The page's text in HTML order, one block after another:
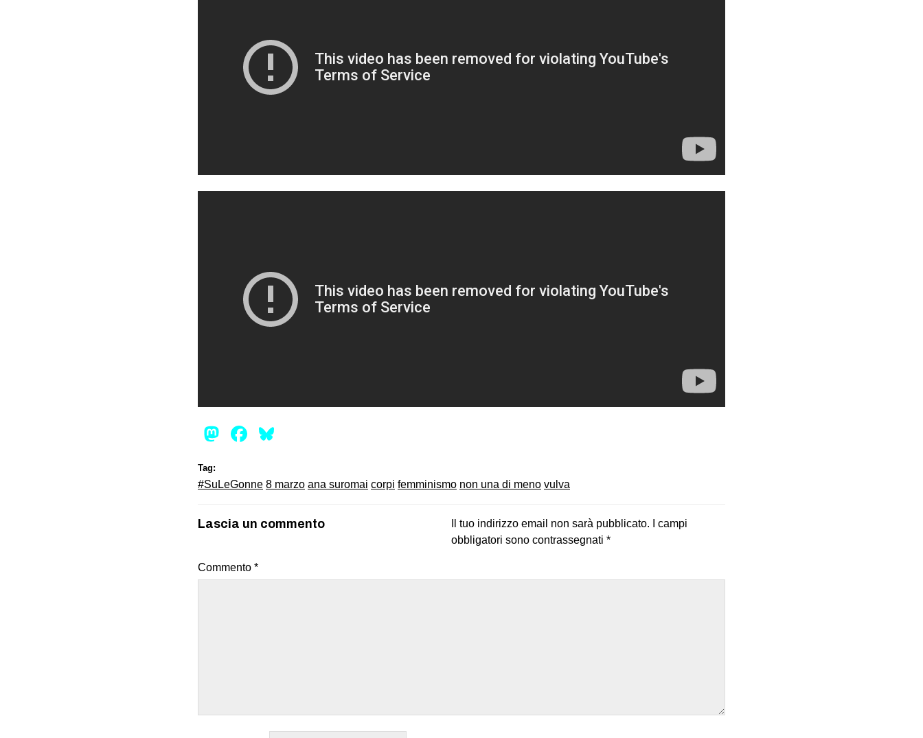
Mastodon
Facebook
Tag:
#SuLeGonne 8 marzo ana suromai corpi femminismo non una di meno vulva
Lascia un commento Il tuo indirizzo email non sarà pubblicato.
I campi
obbligatori sono contrassegnati *
Commento *